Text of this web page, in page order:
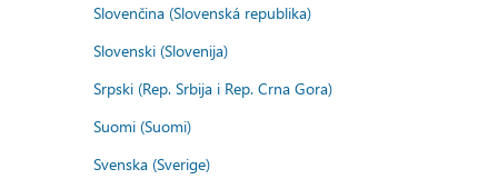
Slovenčina (Slovenská republika)
Slovenski (Slovenija)
Srpski (Rep. Srbija i Rep. Crna Gora)
Suomi (Suomi)
Svenska (Sverige)